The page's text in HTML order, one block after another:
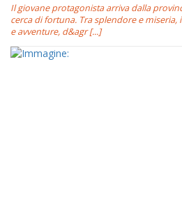
Il giovane protagonista arriva dalla
cerca di fortuna. Tra splendore e
e avventure, d&agr [...]